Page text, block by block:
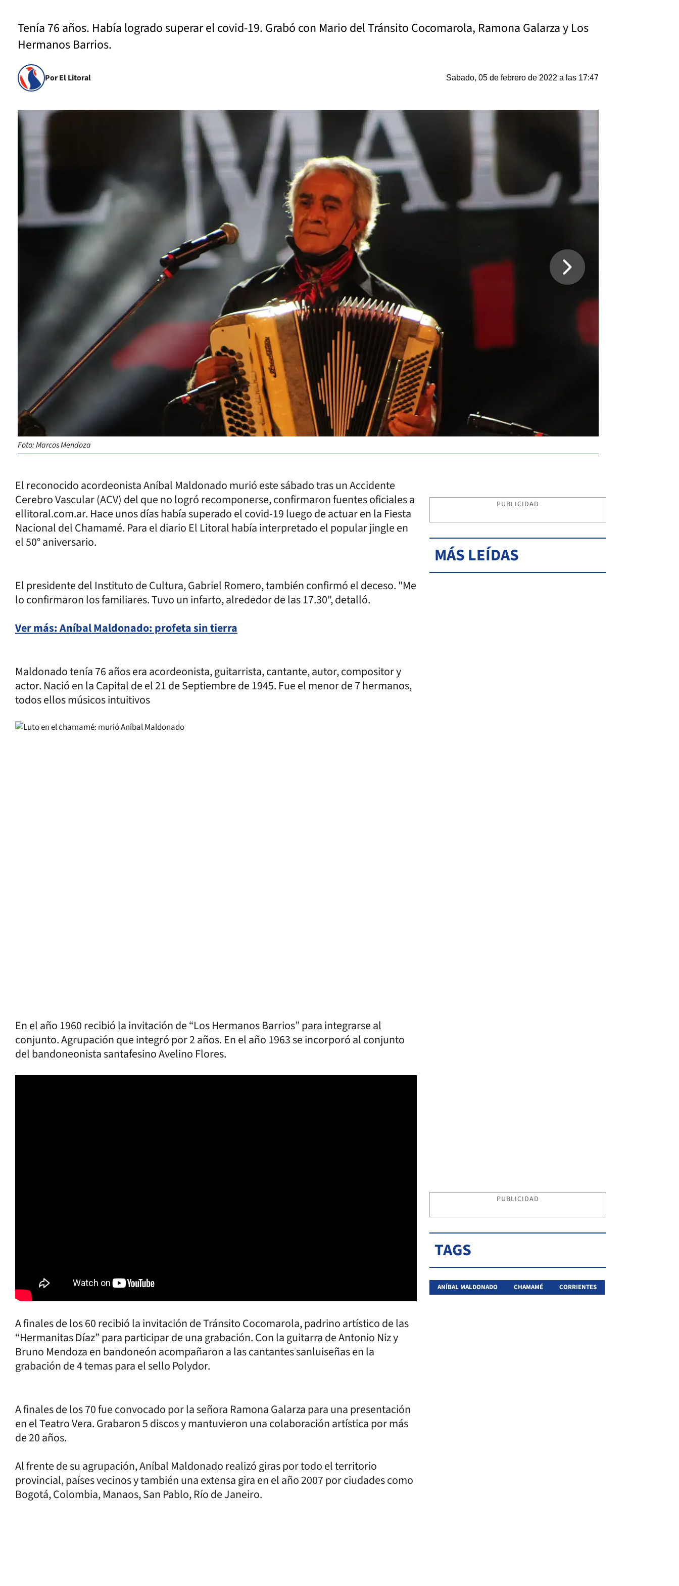
Tenía 76 años. Había logrado superar el covid-19. Grabó con Mario del Tránsito Cocomarola, Ramona Galarza y Los
Hermanos Barrios.
Por El Litoral Sabado, 05 de febrero de 2022 a las 17:47
Foto: Marcos Mendoza
El reconocido acordeonista Aníbal Maldonado murió este sábado tras un Accidente
Cerebro Vascular (ACV) del que no logró recomponerse, confirmaron fuentes oficiales a
ellitoral.com.ar. Hace unos días había superado el covid-19 luego de actuar en la Fiesta
Nacional del Chamamé. Para el diario El Litoral había interpretado el popular jingle en
el 50° aniversario.
El presidente del Instituto de Cultura, Gabriel Romero, también confirmó el deceso. "Me
lo confirmaron los familiares. Tuvo un infarto, alrededor de las 17.30", detalló.
Ver más: Aníbal Maldonado: profeta sin tierra
Maldonado tenía 76 años era acordeonista, guitarrista, cantante, autor, compositor y
actor. Nació en la Capital de el 21 de Septiembre de 1945. Fue el menor de 7 hermanos,
todos ellos músicos intuitivos
En el año 1960 recibió la invitación de “Los Hermanos Barrios” para integrarse al
conjunto. Agrupación que integró por 2 años. En el año 1963 se incorporó al conjunto
del bandoneonista santafesino Avelino Flores.
A finales de los 60 recibió la invitación de Tránsito Cocomarola, padrino artístico de las
“Hermanitas Díaz” para participar de una grabación. Con la guitarra de Antonio Niz y
Bruno Mendoza en bandoneón acompañaron a las cantantes sanluiseñas en la
grabación de 4 temas para el sello Polydor.
A finales de los 70 fue convocado por la señora Ramona Galarza para una presentación
en el Teatro Vera. Grabaron 5 discos y mantuvieron una colaboración artística por más
de 20 años.
Al frente de su agrupación, Aníbal Maldonado realizó giras por todo el territorio
provincial, países vecinos y también una extensa gira en el año 2007 por ciudades como
Bogotá, Colombia, Manaos, San Pablo, Río de Janeiro.
PUBLICIDAD
MÁS LEÍDAS
PUBLICIDAD
TAGS
ANÍBAL MALDONADO CHAMAMÉ CORRIENTES